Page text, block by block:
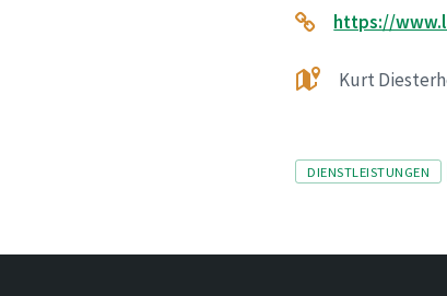
https://
Kurt
Tags
DIENSTLEISTUNGEN